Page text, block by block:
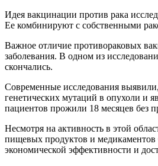
Идея вакцинации против рака
Ее комбинируют с собственными
Важное отличие противораковых
заболевания. В одном из
скончались.
Современные исследования
генетических мутаций в опухоли и
пациентов прожили 18 месяцев без
Несмотря на активность в этой
пищевых продуктов и
экономической эффективности и